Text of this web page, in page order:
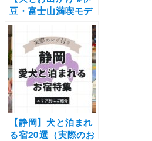
豆・富士山満喫モデ
ルコース】愛犬と一
緒に観光して温泉に
泊まろう！エスパル
スドリームプラザ〜
駿河湾フェリー〜ゆ
るり西伊豆〜伊豆パ
ノラマパーク〜いけ
すやコース
【静岡】犬と泊まれ
る宿20選（実際のお